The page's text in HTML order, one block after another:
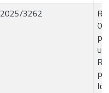
2025/3262
un